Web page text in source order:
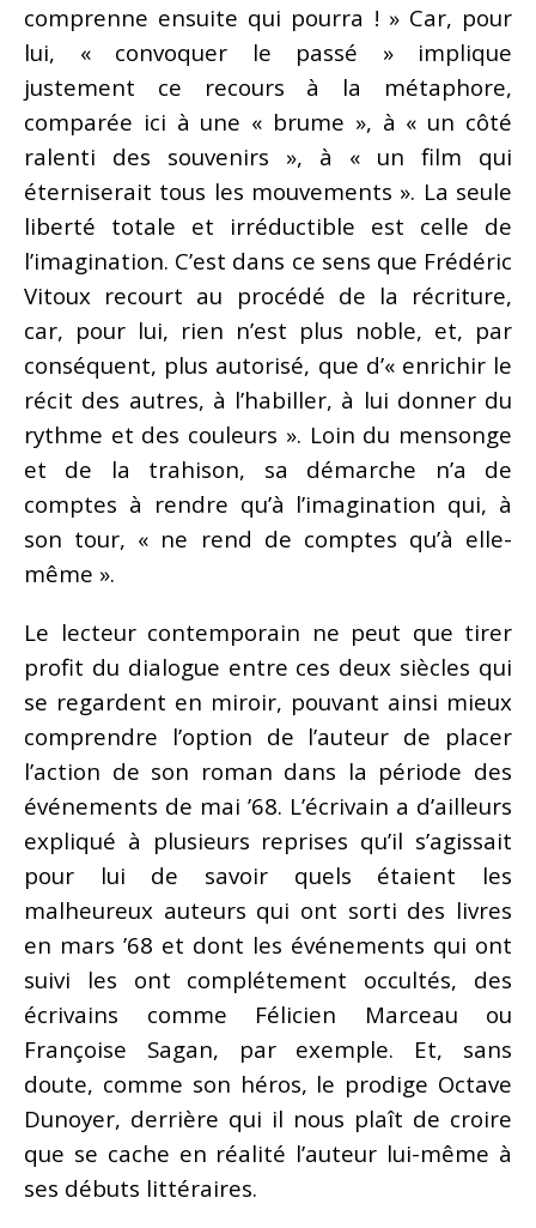
comprenne ensuite qui pourra ! » Car, pour
lui, « convoquer le passé » implique
justement ce recours à la métaphore,
comparée ici à une « brume », à « un côté
ralenti des souvenirs », à « un film qui
éterniserait tous les mouvements ». La seule
liberté totale et irréductible est celle de
l’imagination. C’est dans ce sens que Frédéric
Vitoux recourt au procédé de la récriture,
car, pour lui, rien n’est plus noble, et, par
conséquent, plus autorisé, que d’« enrichir le
récit des autres, à l’habiller, à lui donner du
rythme et des couleurs ». Loin du mensonge
et de la trahison, sa démarche n’a de
comptes à rendre qu’à l’imagination qui, à
son tour, « ne rend de comptes qu’à elle-
même ».
Le lecteur contemporain ne peut que tirer
profit du dialogue entre ces deux siècles qui
se regardent en miroir, pouvant ainsi mieux
comprendre l’option de l’auteur de placer
l’action de son roman dans la période des
événements de mai ’68. L’écrivain a d’ailleurs
expliqué à plusieurs reprises qu’il s’agissait
pour lui de savoir quels étaient les
malheureux auteurs qui ont sorti des livres
en mars ’68 et dont les événements qui ont
suivi les ont complétement occultés, des
écrivains comme Félicien Marceau ou
Françoise Sagan, par exemple. Et, sans
doute, comme son héros, le prodige Octave
Dunoyer, derrière qui il nous plaît de croire
que se cache en réalité l’auteur lui-même à
ses débuts littéraires.